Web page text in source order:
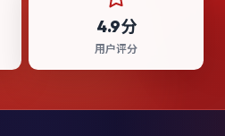
4.9分
用户评分